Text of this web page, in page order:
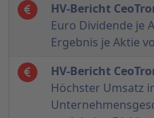
HV-Bericht
Euro Dividende je
Ergebnis je Aktie
HV-Bericht
Höchster Umsatz